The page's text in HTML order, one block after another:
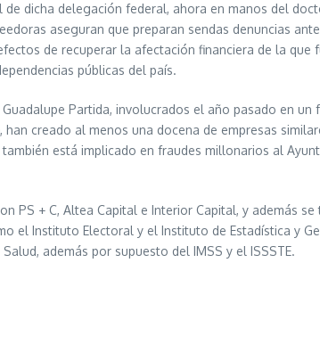
dicha delegación federal, ahora en manos del
aseguran que preparan sendas denuncias
de recuperar la afectación financiera de la
públicas del país.
Partida, involucrados el año pasado en un
creado al menos una docena de empresas
está implicado en fraudes millonarios al
PS + C, Altea Capital e Interior Capital, y además
el Instituto Electoral y el Instituto de Estadística y
además por supuesto del IMSS y el ISSSTE.